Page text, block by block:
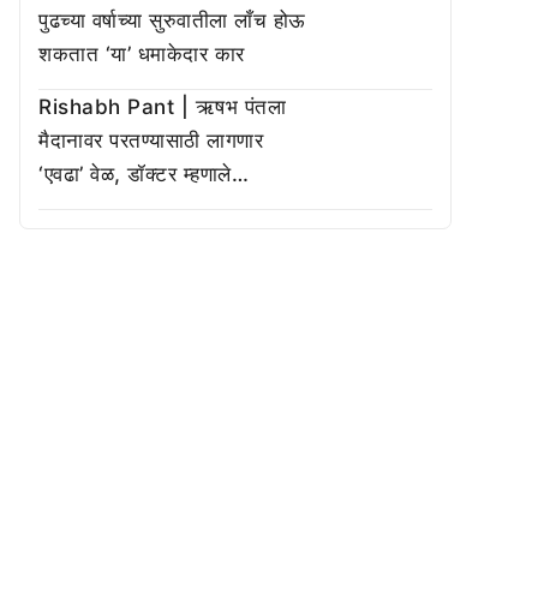
पुढच्या वर्षाच्या सुरुवातीला लाँच होऊ
शकतात ‘या’ धमाकेदार कार
Rishabh Pant | ऋषभ पंतला
मैदानावर परतण्यासाठी लागणार
‘एवढा’ वेळ, डॉक्टर म्हणाले…